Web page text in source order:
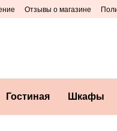
Отзывы о магазине
Гостиная Шкафы